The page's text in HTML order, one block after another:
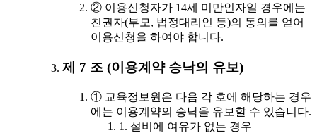
② 이용신청자가 14세 미만인자일 경우에는
친권자(부모, 법정대리인 등)의 동의를 얻어
이용신청을 하여야 합니다.
제 7 조 (이용계약 승낙의 유보)
① 교육정보원은 다음 각 호에 해당하는 경우
에는 이용계약의 승낙을 유보할 수 있습니다.
1. 설비에 여유가 없는 경우